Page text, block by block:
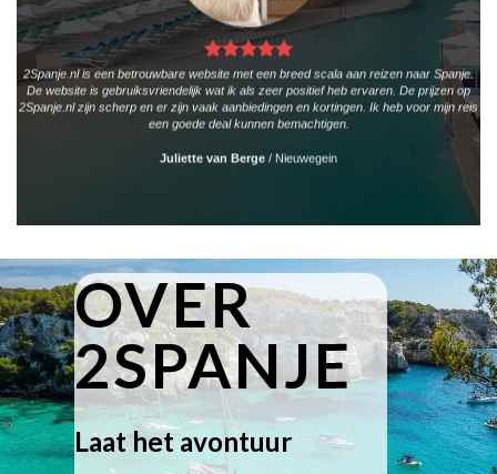
2Spanje.nl is een betrouwbare website met een breed scala aan reizen naar Spanje.
De website is gebruiksvriendelijk wat ik als zeer positief heb ervaren. De prijzen op
2Spanje.nl zijn scherp en er zijn vaak aanbiedingen en kortingen. Ik heb voor mijn reis
een goede deal kunnen bemachtigen.
Juliette van Berge / Nieuwegein
OVER
2SPANJE
Laat het avontuur